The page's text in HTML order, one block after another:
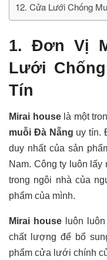
12. Cửa Lưới Chống
1. Đơn Vị
Lưới
Tín
Mirai houselà một
muỗi Đà Nẵng uy tín.
duy nhất của sản
Nam. Công ty luôn
trong ngôi nhà của
phẩm của mình.
Mirai house luôn
chất lượng để bổ
phẩm cửa lưới chính